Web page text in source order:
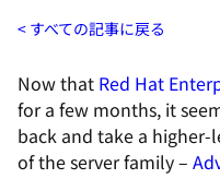
すべての記事に戻る
Now that Red Hat
for a few months, it
back and take a
of the server family –